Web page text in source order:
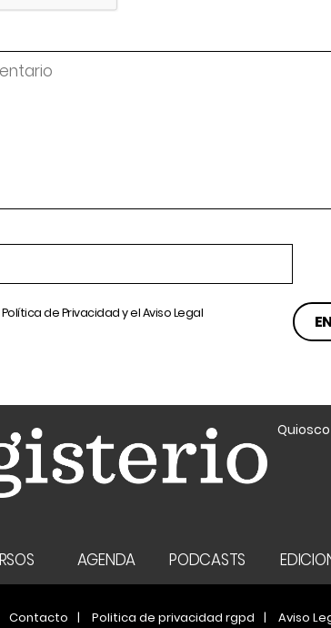
Política de Privacidady elAviso Legal
Quiosco
AGENDA PODCASTS
Contacto Politica de privacidad rgpd Aviso